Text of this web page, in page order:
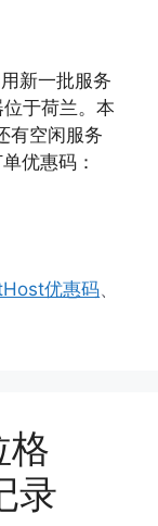
新一批服务
于荷兰。本
有空闲服务
优惠码：
优惠码、
格
录